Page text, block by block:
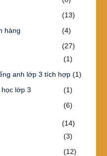
(13)
hàng
(4)
(27)
(1)
anh lớp 3 tích hợp(1)
lớp 3
(1)
(6)
(14)
(3)
(12)